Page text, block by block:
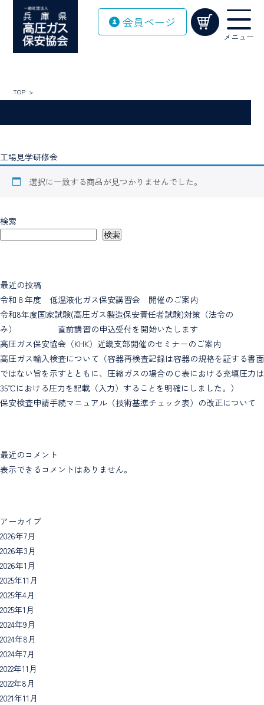
content
会員ページ
メニュー
TOP
工場見学研修会
選択に一致する商品が見つかりませんでした。
検索
検索
最近の投稿
令和８年度 低温液化ガス保安講習会 開催のご案内
令和8年度国家試験(高圧ガス製造保安責任者試験)対策（法令の
み） 直前講習の申込受付を開始いたします
高圧ガス保安協会（KHK）近畿支部開催のセミナーのご案内
高圧ガス輸入検査について（容器再検査記録は容器の規格を証する書面
ではない旨を示すとともに、圧縮ガスの場合のＣ表における充填圧力は
35℃における圧力を記載（入力）することを明確にしました。）
保安検査申請手続マニュアル（技術基準チェック表）の改正について
最近のコメント
表示できるコメントはありません。
アーカイブ
2026年7月
2026年3月
2026年1月
2025年11月
2025年4月
2025年1月
2024年9月
2024年8月
2024年7月
2022年11月
2022年8月
2021年11月